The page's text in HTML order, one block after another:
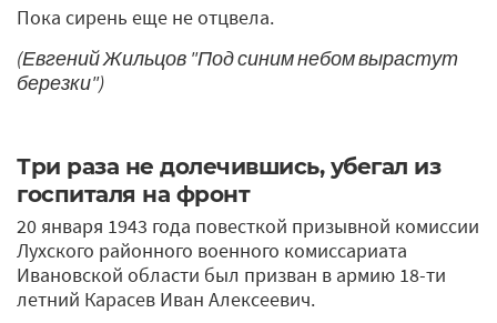
Пока сирень еще не отцвела.
(Евгений Жильцов "Под синим небом вырастут
березки")
Три раза не долечившись, убегал из
госпиталя на фронт
20 января 1943 года повесткой призывной комиссии
Лухского районного военного комиссариата
Ивановской области был призван в армию 18-ти
летний Карасев Иван Алексеевич.